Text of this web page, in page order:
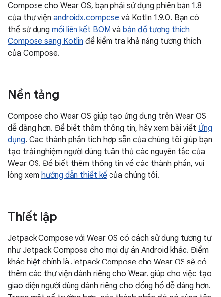
Compose cho Wear OS, bạn phải sử dụng phiên bản 1.8
của thư viện androidx.compose và Kotlin 1.9.0. Bạn có
thể sử dụng mối liên kết BOM và bản đồ tương thích
Compose sang Kotlin để kiểm tra khả năng tương thích
của Compose.
Nền tảng
Compose cho Wear OS giúp tạo ứng dụng trên Wear OS
dễ dàng hơn. Để biết thêm thông tin, hãy xem bài viết Ứng
dụng. Các thành phần tích hợp sẵn của chúng tôi giúp bạn
tạo trải nghiệm người dùng tuân thủ các nguyên tắc của
Wear OS. Để biết thêm thông tin về các thành phần, vui
lòng xem hướng dẫn thiết kế của chúng tôi.
Thiết lập
Jetpack Compose với Wear OS có cách sử dụng tương tự
như Jetpack Compose cho mọi dự án Android khác. Điểm
khác biệt chính là Jetpack Compose cho Wear OS sẽ có
thêm các thư viện dành riêng cho Wear, giúp cho việc tạo
giao diện người dùng dành riêng cho đồng hồ dễ dàng hơn.